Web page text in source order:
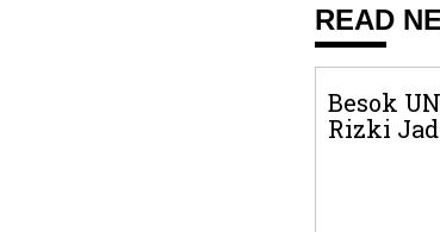
READ
Besok
Rizki